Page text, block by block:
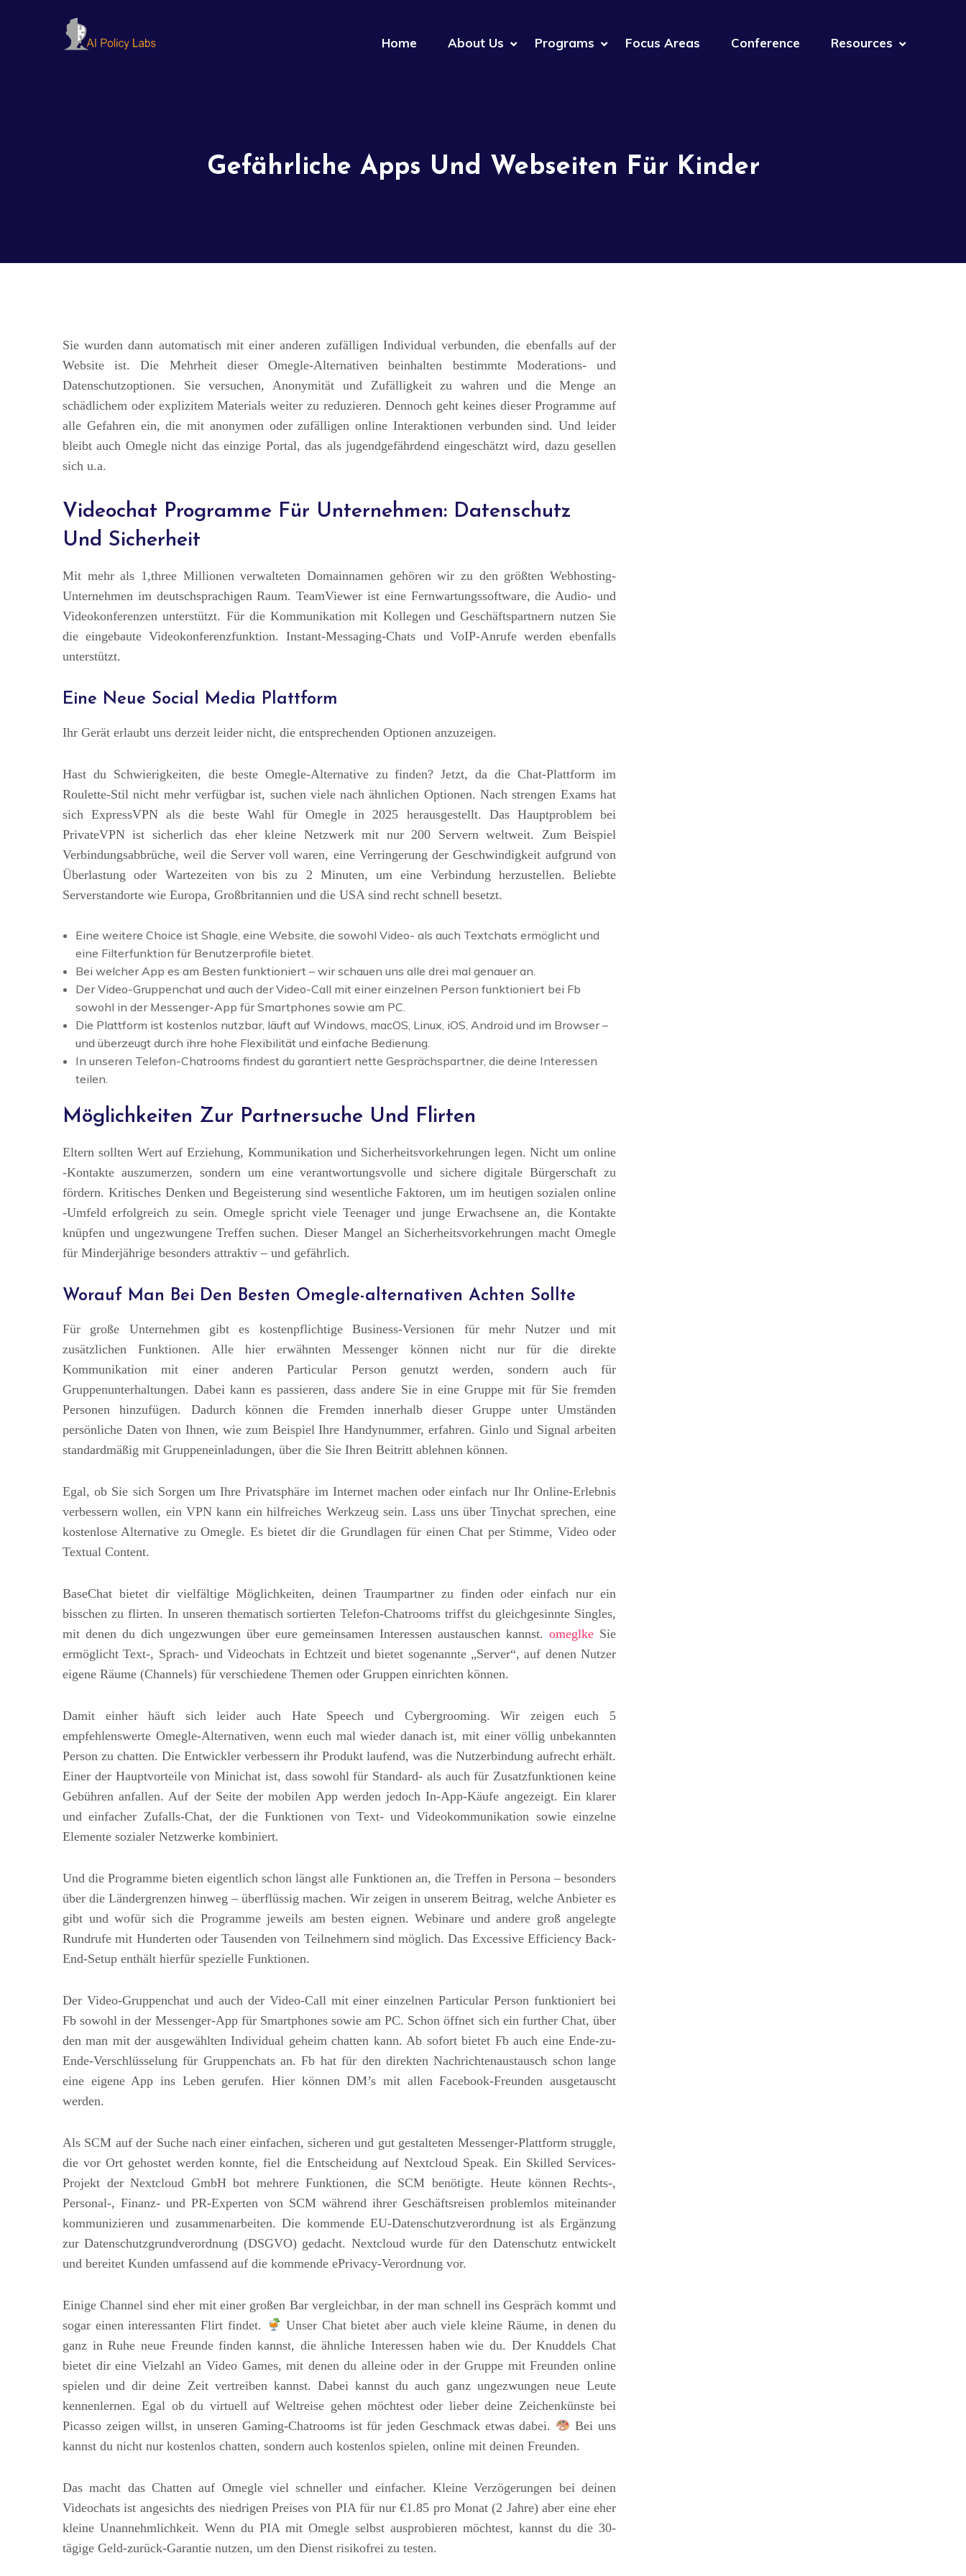
Home About Us Programs Focus Areas Conference Resources
Gefährliche Apps Und Webseiten Für Kinder
Sie wurden dann automatisch mit einer anderen zufälligen Individual verbunden, die ebenfalls auf der
Website ist. Die Mehrheit dieser Omegle-Alternativen beinhalten bestimmte Moderations- und
Datenschutzoptionen. Sie versuchen, Anonymität und Zufälligkeit zu wahren und die Menge an
schädlichem oder explizitem Materials weiter zu reduzieren. Dennoch geht keines dieser Programme auf
alle Gefahren ein, die mit anonymen oder zufälligen online Interaktionen verbunden sind. Und leider
bleibt auch Omegle nicht das einzige Portal, das als jugendgefährdend eingeschätzt wird, dazu gesellen
sich u.a.
Videochat Programme Für Unternehmen: Datenschutz
Und Sicherheit
Mit mehr als 1,three Millionen verwalteten Domainnamen gehören wir zu den größten Webhosting-
Unternehmen im deutschsprachigen Raum. TeamViewer ist eine Fernwartungssoftware, die Audio- und
Videokonferenzen unterstützt. Für die Kommunikation mit Kollegen und Geschäftspartnern nutzen Sie
die eingebaute Videokonferenzfunktion. Instant-Messaging-Chats und VoIP-Anrufe werden ebenfalls
unterstützt.
Eine Neue Social Media Plattform
Ihr Gerät erlaubt uns derzeit leider nicht, die entsprechenden Optionen anzuzeigen.
Hast du Schwierigkeiten, die beste Omegle-Alternative zu finden? Jetzt, da die Chat-Plattform im
Roulette-Stil nicht mehr verfügbar ist, suchen viele nach ähnlichen Optionen. Nach strengen Exams hat
sich ExpressVPN als die beste Wahl für Omegle in 2025 herausgestellt. Das Hauptproblem bei
PrivateVPN ist sicherlich das eher kleine Netzwerk mit nur 200 Servern weltweit. Zum Beispiel
Verbindungsabbrüche, weil die Server voll waren, eine Verringerung der Geschwindigkeit aufgrund von
Überlastung oder Wartezeiten von bis zu 2 Minuten, um eine Verbindung herzustellen. Beliebte
Serverstandorte wie Europa, Großbritannien und die USA sind recht schnell besetzt.
Eine weitere Choice ist Shagle, eine Website, die sowohl Video- als auch Textchats ermöglicht und
eine Filterfunktion für Benutzerprofile bietet.
Bei welcher App es am Besten funktioniert – wir schauen uns alle drei mal genauer an.
Der Video-Gruppenchat und auch der Video-Call mit einer einzelnen Person funktioniert bei Fb
sowohl in der Messenger-App für Smartphones sowie am PC.
Die Plattform ist kostenlos nutzbar, läuft auf Windows, macOS, Linux, iOS, Android und im Browser –
und überzeugt durch ihre hohe Flexibilität und einfache Bedienung.
In unseren Telefon-Chatrooms findest du garantiert nette Gesprächspartner, die deine Interessen
teilen.
Möglichkeiten Zur Partnersuche Und Flirten
Eltern sollten Wert auf Erziehung, Kommunikation und Sicherheitsvorkehrungen legen. Nicht um online
-Kontakte auszumerzen, sondern um eine verantwortungsvolle und sichere digitale Bürgerschaft zu
fördern. Kritisches Denken und Begeisterung sind wesentliche Faktoren, um im heutigen sozialen online
-Umfeld erfolgreich zu sein. Omegle spricht viele Teenager und junge Erwachsene an, die Kontakte
knüpfen und ungezwungene Treffen suchen. Dieser Mangel an Sicherheitsvorkehrungen macht Omegle
für Minderjährige besonders attraktiv – und gefährlich.
Worauf Man Bei Den Besten Omegle-alternativen Achten Sollte
Für große Unternehmen gibt es kostenpflichtige Business-Versionen für mehr Nutzer und mit
zusätzlichen Funktionen. Alle hier erwähnten Messenger können nicht nur für die direkte
Kommunikation mit einer anderen Particular Person genutzt werden, sondern auch für
Gruppenunterhaltungen. Dabei kann es passieren, dass andere Sie in eine Gruppe mit für Sie fremden
Personen hinzufügen. Dadurch können die Fremden innerhalb dieser Gruppe unter Umständen
persönliche Daten von Ihnen, wie zum Beispiel Ihre Handynummer, erfahren. Ginlo und Signal arbeiten
standardmäßig mit Gruppeneinladungen, über die Sie Ihren Beitritt ablehnen können.
Egal, ob Sie sich Sorgen um Ihre Privatsphäre im Internet machen oder einfach nur Ihr Online-Erlebnis
verbessern wollen, ein VPN kann ein hilfreiches Werkzeug sein. Lass uns über Tinychat sprechen, eine
kostenlose Alternative zu Omegle. Es bietet dir die Grundlagen für einen Chat per Stimme, Video oder
Textual Content.
BaseChat bietet dir vielfältige Möglichkeiten, deinen Traumpartner zu finden oder einfach nur ein
bisschen zu flirten. In unseren thematisch sortierten Telefon-Chatrooms triffst du gleichgesinnte Singles,
mit denen du dich ungezwungen über eure gemeinsamen Interessen austauschen kannst.omeglke Sie
ermöglicht Text‑, Sprach‑ und Videochats in Echtzeit und bietet sogenannte „Server“, auf denen Nutzer
eigene Räume (Channels) für verschiedene Themen oder Gruppen einrichten können.
Damit einher häuft sich leider auch Hate Speech und Cybergrooming. Wir zeigen euch 5
empfehlenswerte Omegle-Alternativen, wenn euch mal wieder danach ist, mit einer völlig unbekannten
Person zu chatten. Die Entwickler verbessern ihr Produkt laufend, was die Nutzerbindung aufrecht erhält.
Einer der Hauptvorteile von Minichat ist, dass sowohl für Standard- als auch für Zusatzfunktionen keine
Gebühren anfallen. Auf der Seite der mobilen App werden jedoch In-App-Käufe angezeigt. Ein klarer
und einfacher Zufalls-Chat, der die Funktionen von Text- und Videokommunikation sowie einzelne
Elemente sozialer Netzwerke kombiniert.
Und die Programme bieten eigentlich schon längst alle Funktionen an, die Treffen in Persona – besonders
über die Ländergrenzen hinweg – überflüssig machen. Wir zeigen in unserem Beitrag, welche Anbieter es
gibt und wofür sich die Programme jeweils am besten eignen. Webinare und andere groß angelegte
Rundrufe mit Hunderten oder Tausenden von Teilnehmern sind möglich. Das Excessive Efficiency Back-
End-Setup enthält hierfür spezielle Funktionen.
Der Video-Gruppenchat und auch der Video-Call mit einer einzelnen Particular Person funktioniert bei
Fb sowohl in der Messenger-App für Smartphones sowie am PC. Schon öffnet sich ein further Chat, über
den man mit der ausgewählten Individual geheim chatten kann. Ab sofort bietet Fb auch eine Ende-zu-
Ende-Verschlüsselung für Gruppenchats an. Fb hat für den direkten Nachrichtenaustausch schon lange
eine eigene App ins Leben gerufen. Hier können DM’s mit allen Facebook-Freunden ausgetauscht
werden.
Als SCM auf der Suche nach einer einfachen, sicheren und gut gestalteten Messenger-Plattform struggle,
die vor Ort gehostet werden konnte, fiel die Entscheidung auf Nextcloud Speak. Ein Skilled Services-
Projekt der Nextcloud GmbH bot mehrere Funktionen, die SCM benötigte. Heute können Rechts-,
Personal-, Finanz- und PR-Experten von SCM während ihrer Geschäftsreisen problemlos miteinander
kommunizieren und zusammenarbeiten. Die kommende EU-Datenschutzverordnung ist als Ergänzung
zur Datenschutzgrundverordnung (DSGVO) gedacht. Nextcloud wurde für den Datenschutz entwickelt
und bereitet Kunden umfassend auf die kommende ePrivacy-Verordnung vor.
Einige Channel sind eher mit einer großen Bar vergleichbar, in der man schnell ins Gespräch kommt und
sogar einen interessanten Flirt findet.
Unser Chat bietet aber auch viele kleine Räume, in denen du
ganz in Ruhe neue Freunde finden kannst, die ähnliche Interessen haben wie du. Der Knuddels Chat
bietet dir eine Vielzahl an Video Games, mit denen du alleine oder in der Gruppe mit Freunden online
spielen und dir deine Zeit vertreiben kannst. Dabei kannst du auch ganz ungezwungen neue Leute
kennenlernen. Egal ob du virtuell auf Weltreise gehen möchtest oder lieber deine Zeichenkünste bei
Picasso zeigen willst, in unseren Gaming-Chatrooms ist für jeden Geschmack etwas dabei.
Bei uns
kannst du nicht nur kostenlos chatten, sondern auch kostenlos spielen, online mit deinen Freunden.
Das macht das Chatten auf Omegle viel schneller und einfacher. Kleine Verzögerungen bei deinen
Videochats ist angesichts des niedrigen Preises von PIA für nur €1.85 pro Monat (2 Jahre) aber eine eher
kleine Unannehmlichkeit. Wenn du PIA mit Omegle selbst ausprobieren möchtest, kannst du die 30-
tägige Geld-zurück-Garantie nutzen, um den Dienst risikofrei zu testen.